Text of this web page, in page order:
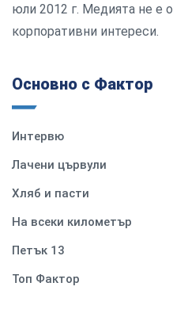
юли 2012 г. Медията не е
корпоративни интереси.
Основно с Фактор
Интервю
Лачени цървули
Хляб и пасти
На всеки километър
Петък 13
Топ Фактор